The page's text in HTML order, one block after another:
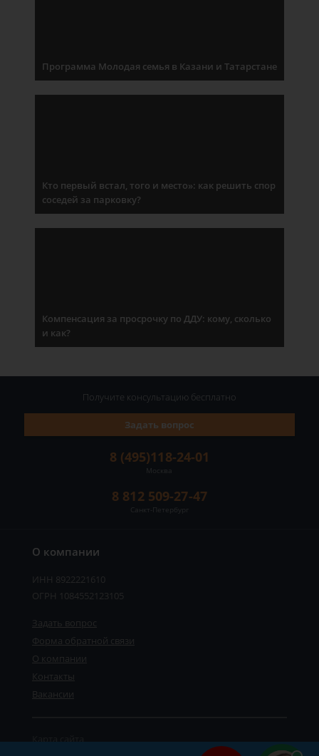
Программа Молодая семья в Казани и Татарстане
Кто первый встал, того и место»: как решить спор
соседей за парковку?
Компенсация за просрочку по ДДУ: кому, сколько
и как?
О компании
ИНН 8922221610
ОГРН 1084552123105
Задать вопрос
Форма обратной связи
О компании
Контакты
Вакансии
Карта сайта
8 (495)118-24-01
Москва
8 812 509-27-47
Санкт-Петербург
Задать вопрос
Получите консультацию бесплатно